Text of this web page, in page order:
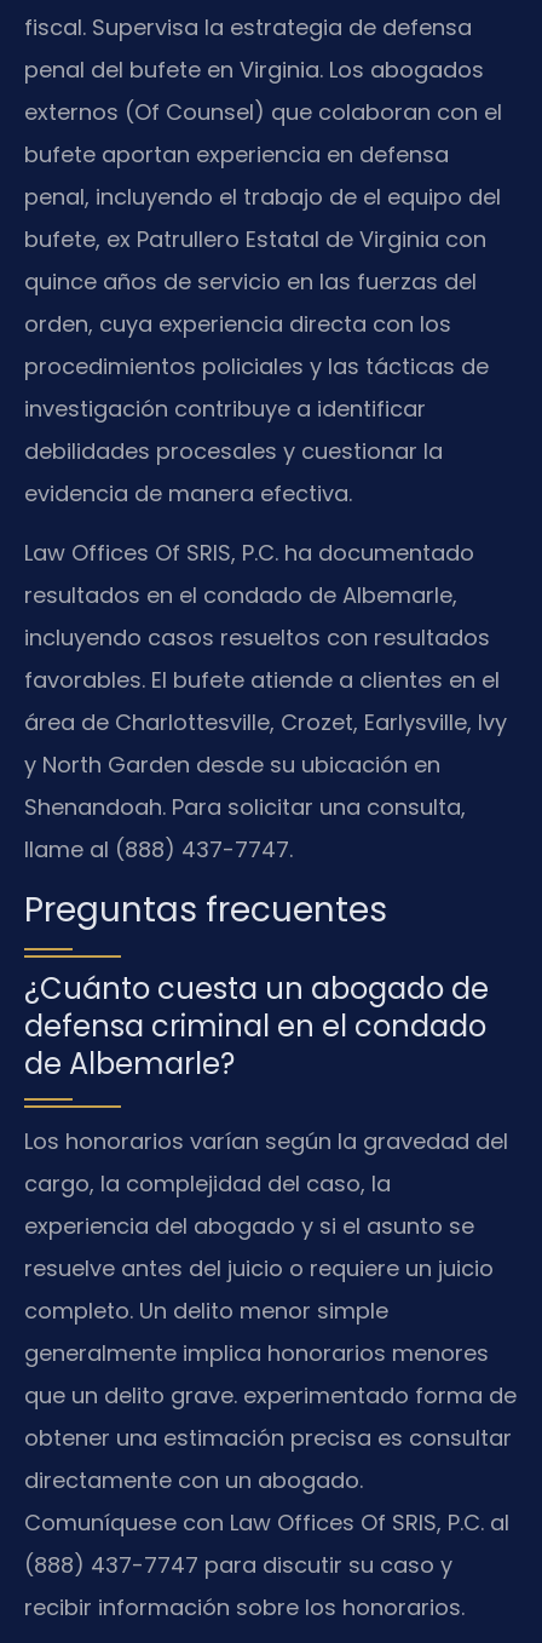
fiscal. Supervisa la estrategia de defensa
penal del bufete en Virginia. Los abogados
externos (Of Counsel) que colaboran con el
bufete aportan experiencia en defensa
penal, incluyendo el trabajo de el equipo del
bufete, ex Patrullero Estatal de Virginia con
quince años de servicio en las fuerzas del
orden, cuya experiencia directa con los
procedimientos policiales y las tácticas de
investigación contribuye a identificar
debilidades procesales y cuestionar la
evidencia de manera efectiva.
Law Offices Of SRIS, P.C. ha documentado
resultados en el condado de Albemarle,
incluyendo casos resueltos con resultados
favorables. El bufete atiende a clientes en el
área de Charlottesville, Crozet, Earlysville, Ivy
y North Garden desde su ubicación en
Shenandoah. Para solicitar una consulta,
llame al (888) 437-7747.
Preguntas frecuentes
¿Cuánto cuesta un abogado de
defensa criminal en el condado
de Albemarle?
Los honorarios varían según la gravedad del
cargo, la complejidad del caso, la
experiencia del abogado y si el asunto se
resuelve antes del juicio o requiere un juicio
completo. Un delito menor simple
generalmente implica honorarios menores
que un delito grave. experimentado forma de
obtener una estimación precisa es consultar
directamente con un abogado.
Comuníquese con Law Offices Of SRIS, P.C. al
(888) 437-7747 para discutir su caso y
recibir información sobre los honorarios.